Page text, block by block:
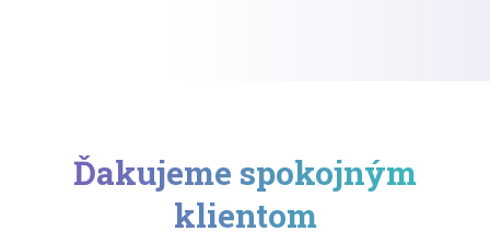
Ďakujeme spokojným
klientom